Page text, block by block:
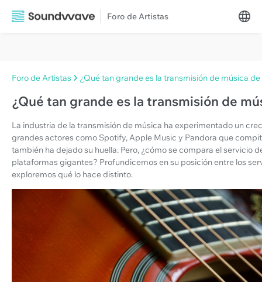
Foro de Artistas
Foro de Artistas ¿Qué tan grande es la transmisión de música
¿Qué tan grande es la transmisión de
La industria de la transmisión de música ha experimentado un
grandes actores como Spotify, Apple Music y Pandora que
también ha dejado su huella. Pero, ¿cómo se compara el servicio
plataformas gigantes? Profundicemos en su posición entre los
exploremos qué lo hace distinto.